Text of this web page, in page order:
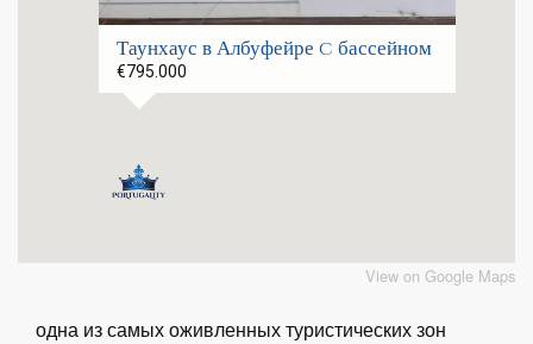
Таунхаус в Албуфейре c бассейном
€795.000
View on Google Maps
одна из самых оживленных туристических зон